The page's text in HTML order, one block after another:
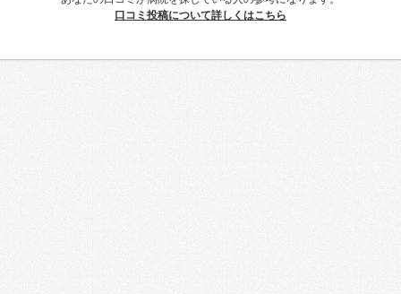
口コミ投稿について詳しくはこちら